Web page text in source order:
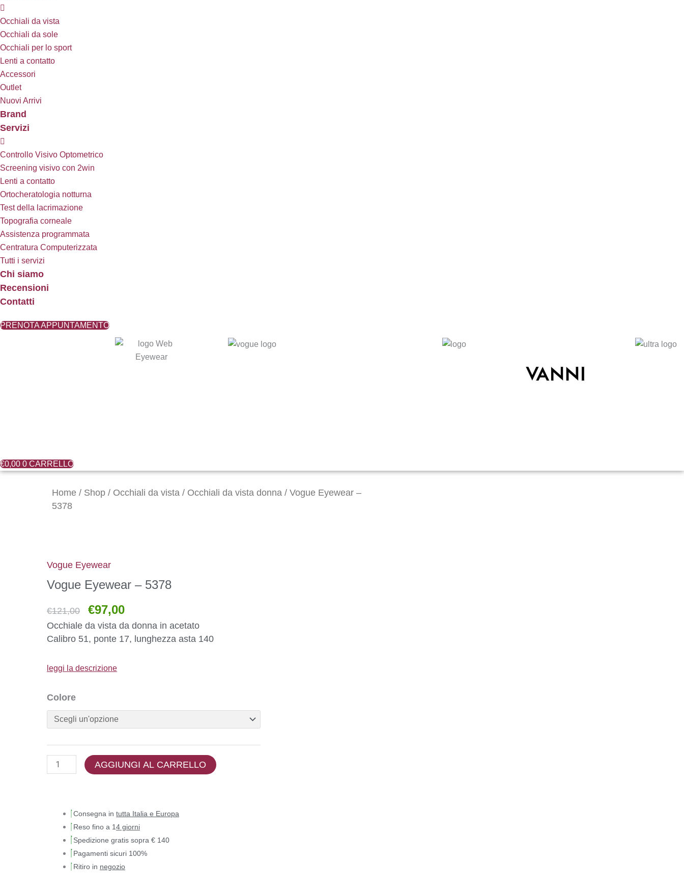
Occhiali da vista
Occhiali da sole
Occhiali per lo sport
Lenti a contatto
Accessori
Outlet
Nuovi Arrivi
Brand
Servizi
Controllo Visivo Optometrico
Screening visivo con 2win
Lenti a contatto
Ortocheratologia notturna
Test della lacrimazione
Topografia corneale
Assistenza programmata
Centratura Computerizzata
Tutti i servizi
Chi siamo
Recensioni
Contatti
PRENOTA APPUNTAMENTO
€0,00 0 CARRELLO
Home / Shop / Occhiali da vista / Occhiali da vista donna / Vogue Eyewear –
5378
Vogue Eyewear
Vogue Eyewear – 5378
€121,00
prezzo
€97,00
prezzo
Occhiale da vista da donna in acetato
Calibro 51, ponte 17, lunghezza asta 140
leggi la descrizione
Colore
Eyewear
AGGIUNGI AL CARRELLO
Consegna in tutta Italia e Europa
Reso fino a 14 giorni
Spedizione gratis sopra € 140
Pagamenti sicuri 100%
Ritiro in negozio